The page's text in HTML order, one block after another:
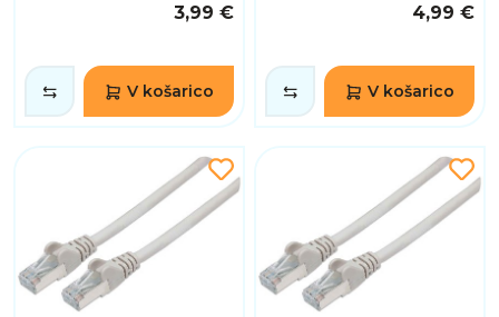
3,99 €
V košarico
4,99 €
V košarico